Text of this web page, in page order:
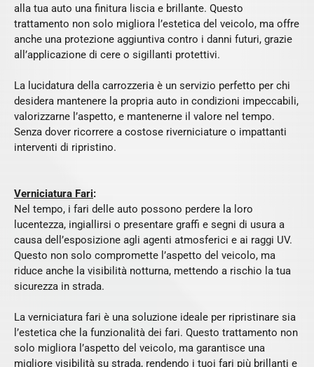
alla tua auto una finitura liscia e brillante. Questo
trattamento non solo migliora l’estetica del veicolo, ma offre
anche una protezione aggiuntiva contro i danni futuri, grazie
all’applicazione di cere o sigillanti protettivi.
La lucidatura della carrozzeria è un servizio perfetto per chi
desidera mantenere la propria auto in condizioni impeccabili,
valorizzarne l’aspetto, e mantenerne il valore nel tempo.
Senza dover ricorrere a costose riverniciature o impattanti
interventi di ripristino.
Verniciatura Fari:
Nel tempo, i fari delle auto possono perdere la loro
lucentezza, ingiallirsi o presentare graffi e segni di usura a
causa dell’esposizione agli agenti atmosferici e ai raggi UV.
Questo non solo compromette l’aspetto del veicolo, ma
riduce anche la visibilità notturna, mettendo a rischio la tua
sicurezza in strada.
La verniciatura fari è una soluzione ideale per ripristinare sia
l’estetica che la funzionalità dei fari. Questo trattamento non
solo migliora l’aspetto del veicolo, ma garantisce una
migliore visibilità su strada, rendendo i tuoi fari più brillanti e